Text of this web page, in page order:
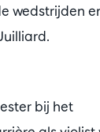
wedstrijden
bij het